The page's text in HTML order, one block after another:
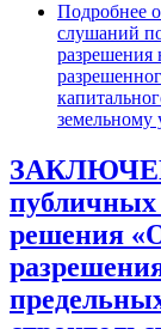
Подробнее
слушаний
разрешения
земельному
публичных
решения